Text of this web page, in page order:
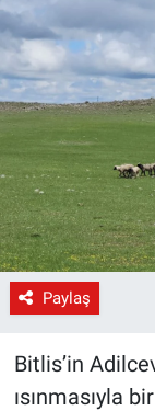
Paylaş
Bitlis’in
ısınmasıyla
Magazin
Politika
Resmi
Sağlık
Siyaset
Spor
Yerel